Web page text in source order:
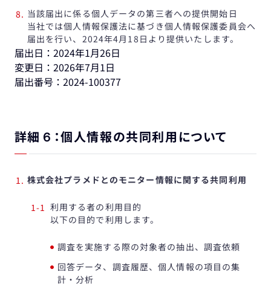
当該届出に係る個人データの第三者への提供開始日
当社では個人情報保護法に基づき個人情報保護委員会へ
届出を行い、2024年4月18日より提供いたします。
届出日：2024年1月26日
変更日：2026年7月1日
届出番号：2024-100377
詳細６：個人情報の共同利用について
株式会社プラメドとのモニター情報に関する共同利用
利用する者の利用目的
以下の目的で利用します。
調査を実施する際の対象者の抽出、調査依頼
回答データ、調査履歴、個人情報の項目の集
計・分析